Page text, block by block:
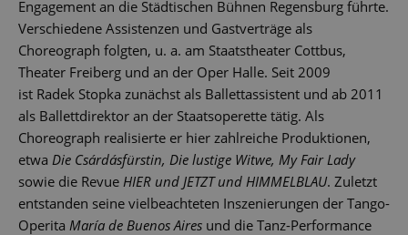
Engagement an die Städtischen Bühnen Regensburg führte.
Verschiedene Assistenzen und Gastverträge als
Choreograph folgten, u. a. am Staatstheater Cottbus,
Theater Freiberg und an der Oper Halle. Seit 2009
ist Radek Stopka zunächst als Ballettassistent und ab 2011
als Ballettdirektor an der Staatsoperette tätig. Als
Choreograph realisierte er hier zahlreiche Produktionen,
etwa Die Csárdásfürstin, Die lustige Witwe, My Fair Lady
sowie die Revue HIER und JETZT und HIMMELBLAU. Zuletzt
entstanden seine vielbeachteten Inszenierungen der Tango-
Operita María de Buenos Aires und die Tanz-Performance